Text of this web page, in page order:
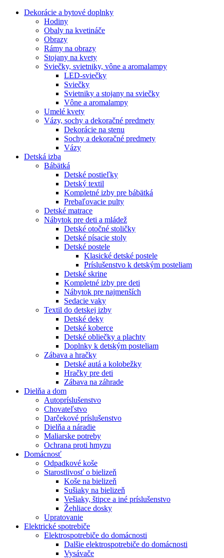
Dekorácie a bytové doplnky
Hodiny
Obaly na kvetináče
Obrazy
Rámy na obrazy
Stojany na kvety
Sviečky, svietniky, vône a aromalampy
LED-sviečky
Sviečky
Svietniky a stojany na sviečky
Vône a aromalampy
Umelé kvety
Vázy, sochy a dekoračné predmety
Dekorácie na stenu
Sochy a dekoračné predmety
Vázy
Detská izba
Bábätká
Detské postieľky
Detský textil
Kompletné izby pre bábätká
Prebaľovacie pulty
Detské matrace
Nábytok pre deti a mládež
Detské otočné stoličky
Detské písacie stoly
Detské postele
Klasické detské postele
Príslušenstvo k detským posteliam
Detské skrine
Kompletné izby pre deti
Nábytok pre najmenších
Sedacie vaky
Textil do detskej izby
Detské deky
Detské koberce
Detské obliečky a plachty
Doplnky k detským posteliam
Zábava a hračky
Detské autá a kolobežky
Hračky pre deti
Zábava na záhrade
Dielňa a dom
Autopríslušenstvo
Chovateľstvo
Darčekové príslušenstvo
Dielňa a náradie
Maliarske potreby
Ochrana proti hmyzu
Domácnosť
Odpadkové koše
Starostlivosť o bielizeň
Koše na bielizeň
Sušiaky na bielizeň
Vešiaky, štipce a iné príslušenstvo
Žehliace dosky
Upratovanie
Elektrické spotrebiče
Elektrospotrebiče do domácnosti
Dalšie elektrospotrebiče do domácnosti
Vysávače